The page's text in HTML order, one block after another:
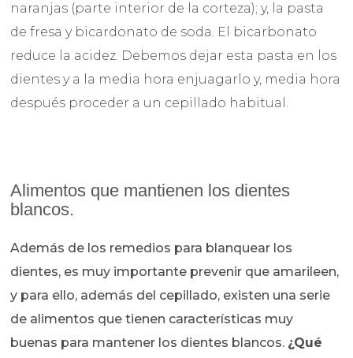
naranjas (parte interior de la corteza); y, la pasta
de fresa y bicardonato de soda. El bicarbonato
reduce la acidez. Debemos dejar esta pasta en los
dientes y a la media hora enjuagarlo y, media hora
después proceder a un cepillado habitual.
Alimentos que mantienen los dientes
blancos.
Además de los remedios para blanquear los
dientes, es muy importante prevenir que amarileen,
y para ello, además del cepillado, existen una serie
de alimentos que tienen características muy
buenas para mantener los dientes blancos. ¿Qué